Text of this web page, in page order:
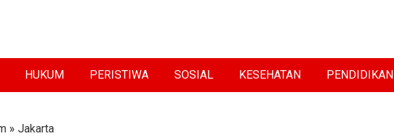
HUKUM PERISTIWA SOSIAL KESEHATAN PENDIDIKAN
» Jakarta